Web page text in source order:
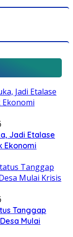
Jadi Etalase
Ekonomi
Tanggap
Mulai